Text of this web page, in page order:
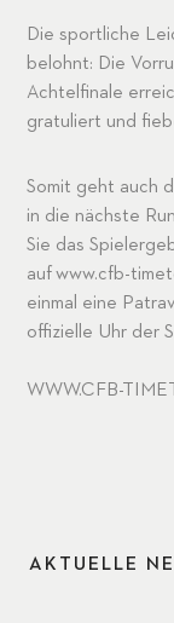
Die sportliche
belohnt: Die
Achtelfinale
gratuliert und
Somit geht auch
in die nächste
Sie das
aufwww.cfb-
einmal eine
offizielle Uhr der
WWW.CFB-
AKTUELLE